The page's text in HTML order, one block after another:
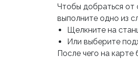
Чтобы добраться
выполните одно из
Щелкните на
Или выберите
После чего на